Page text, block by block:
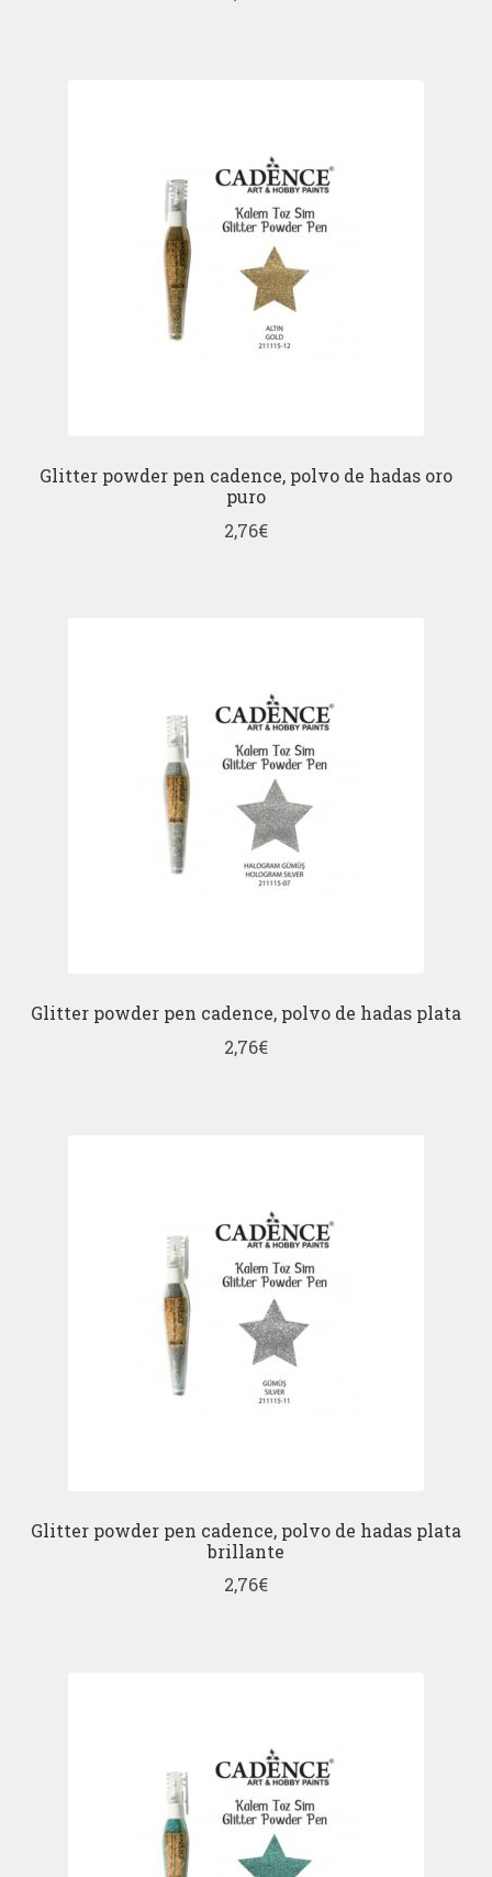
Glitter powder pen cadence, polvo de hadas oro
puro
2,76€
Glitter powder pen cadence, polvo de hadas plata
2,76€
Glitter powder pen cadence, polvo de hadas plata
brillante
2,76€